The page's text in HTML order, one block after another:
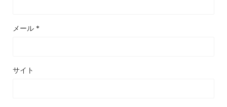
メール *
サイト